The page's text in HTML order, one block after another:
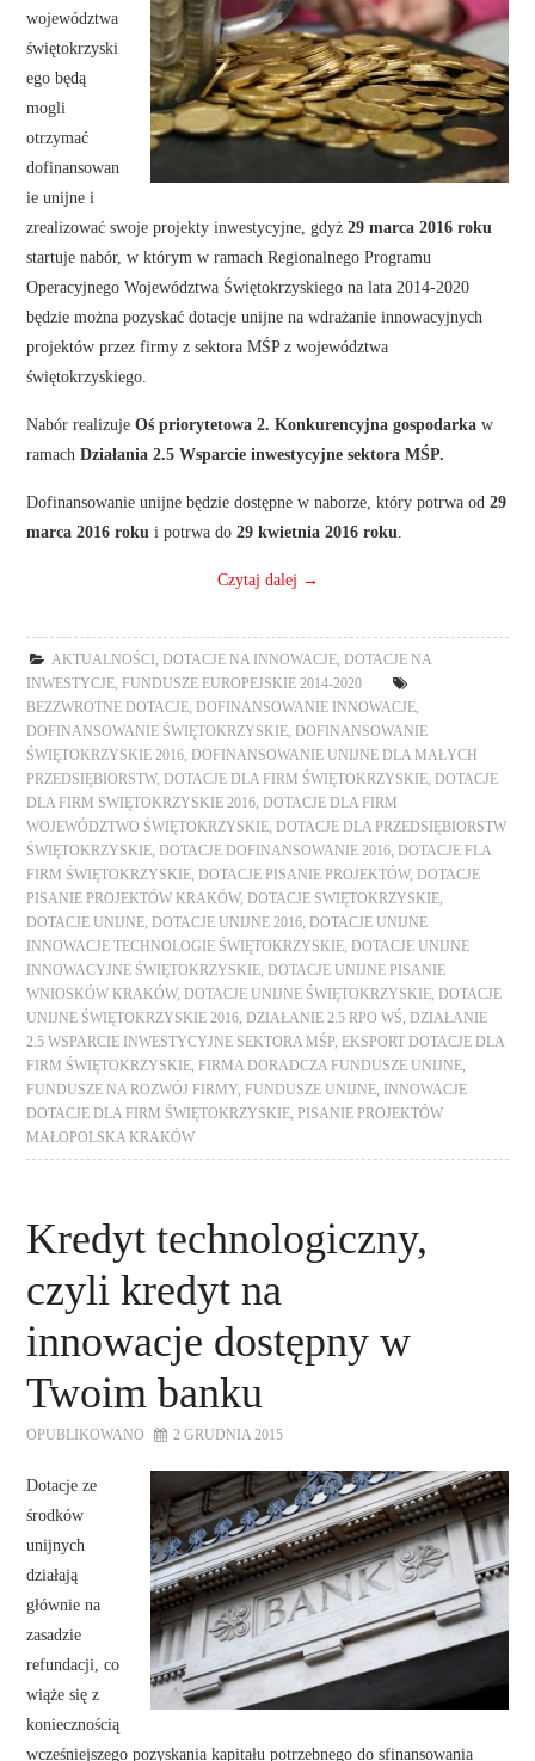
województwa
świętokrzyski
ego będą
mogli
otrzymać
dofinansowan
ie unijne i
zrealizować swoje projekty inwestycyjne, gdyż29 marca 2016 roku
startuje nabór, w którym w ramach Regionalnego Programu
Operacyjnego Województwa Świętokrzyskiego na lata 2014-2020
będzie można pozyskać dotacje unijne na wdrażanie innowacyjnych
projektów przez firmy z sektora MŚP z województwa
świętokrzyskiego.
Nabór realizujeOś priorytetowa 2. Konkurencyjna gospodarka w
ramachDziałania 2.5 Wsparcie inwestycyjne sektora MŚP.
Dofinansowanie unijne będzie dostępne w naborze, który potrwa od29
marca 2016 roku i potrwa do29 kwietnia 2016 roku.
Czytaj dalej →
AKTUALNOŚCI ,DOTACJE NA INNOWACJE,DOTACJE NA
INWESTYCJE, FUNDUSZE EUROPEJSKIE 2014-2020
BEZZWROTNE DOTACJE,DOFINANSOWANIE INNOWACJE,
DOFINANSOWANIE ŚWIĘTOKRZYSKIE,DOFINANSOWANIE
ŚWIĘTOKRZYSKIE 2016,DOFINANSOWANIE UNIJNE DLA MAŁYCH
PRZEDSIĘBIORSTW,DOTACJE DLA FIRM ŚWIĘTOKRZYSKIE,DOTACJE
DLA FIRM SWIĘTOKRZYSKIE 2016,DOTACJE DLA FIRM
WOJEWÓDZTWO ŚWIĘTOKRZYSKIE,DOTACJE DLA PRZEDSIĘBIORSTW
ŚWIĘTOKRZYSKIE,DOTACJE DOFINANSOWANIE 2016,DOTACJE FLA
FIRM ŚWIĘTOKRZYSKIE,DOTACJE PISANIE PROJEKTÓW,DOTACJE
PISANIE PROJEKTÓW KRAKÓW,DOTACJE SWIĘTOKRZYSKIE,
DOTACJE UNIJNE,DOTACJE UNIJNE 2016,DOTACJE UNIJNE
INNOWACJE TECHNOLOGIE ŚWIĘTOKRZYSKIE,DOTACJE UNIJNE
INNOWACYJNE ŚWIĘTOKRZYSKIE,DOTACJE UNIJNE PISANIE
WNIOSKÓW KRAKÓW,DOTACJE UNIJNE ŚWIĘTOKRZYSKIE,DOTACJE
UNIJNE ŚWIĘTOKRZYSKIE 2016,DZIAŁANIE 2.5 RPO WŚ,DZIAŁANIE
2.5 WSPARCIE INWESTYCYJNE SEKTORA MŚP,EKSPORT DOTACJE DLA
FIRM ŚWIĘTOKRZYSKIE, FIRMA DORADCZA FUNDUSZE UNIJNE,
FUNDUSZE NA ROZWÓJ FIRMY, FUNDUSZE UNIJNE,
INNOWACJE
DOTACJE DLA FIRM ŚWIĘTOKRZYSKIE, PISANIE PROJEKTÓW
MAŁOPOLSKA KRAKÓW
Kredyt technologiczny,
czyli kredyt na
innowacje dostępny w
Twoim banku
OPUBLIKOWANO 2 GRUDNIA 2015
Dotacje ze
środków
unijnych
działają
głównie na
zasadzie
refundacji, co
wiąże się z
koniecznością
wcześniejszego pozyskania kapitału potrzebnego do sfinansowania